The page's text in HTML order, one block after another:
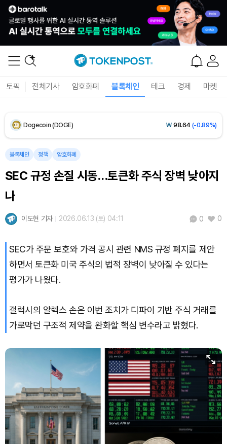
토픽 전체기사 암호화폐 블록체인 테크 경제 마켓
Solana (SOL) ₩ 103,940(-1.43%)
Bitcoin (BTC) 91,694,058 (-0.77%)
블록체인 정책 암호화폐
SEC 규정 손질 시동…토큰화 주식 장벽 낮아지
나
이도현 기자 2026.06.13 (토) 04:11 0 0
SEC가 주문 보호와 가격 공시 관련 NMS 규정 폐지를 제안
하면서 토큰화 미국 주식의 법적 장벽이 낮아질 수 있다는
평가가 나왔다.
갤럭시의 알렉스 손은 이번 조치가 디파이 기반 주식 거래를
가로막던 구조적 제약을 완화할 핵심 변수라고 밝혔다.